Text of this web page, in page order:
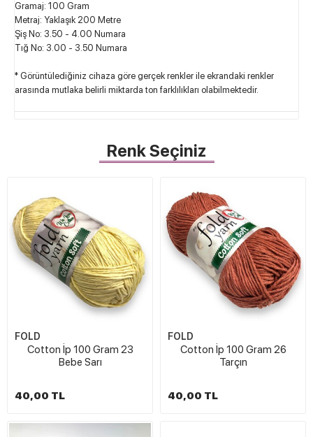
Gramaj: 100 Gram
Metraj: Yaklaşık 200 Metre
Şiş No: 3.50 - 4.00 Numara
Tığ No: 3.00 - 3.50 Numara
* Görüntülediğiniz cihaza göre gerçek renkler ile ekrandaki renkler
arasında mutlaka belirli miktarda ton farklılıkları olabilmektedir.
Renk Seçiniz
FOLD
Cotton İp 100 Gram 23
Bebe Sarı
40,00 TL
FOLD
Cotton İp 100 Gram 26
Tarçın
40,00 TL